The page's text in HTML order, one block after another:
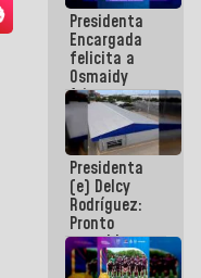
emergencia
post-sismos
Presidenta
Encargada
felicita a
Osmaidy
Arias y
Giraly
Marcano por
hacer
historia en
los
Centroamericanos
Presidenta
(e) Delcy
Rodríguez:
Pronto
restableceremos
las